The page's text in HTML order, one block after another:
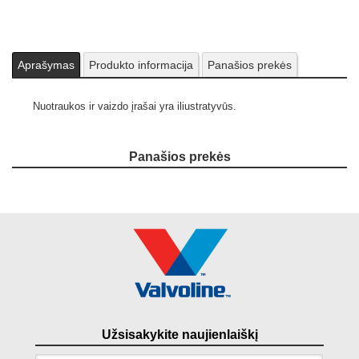
Aprašymas Produkto informacija Panašios prekės
Nuotraukos ir vaizdo įrašai yra iliustratyvūs.
Panašios prekės
Užsisakykite naujienlaiškį